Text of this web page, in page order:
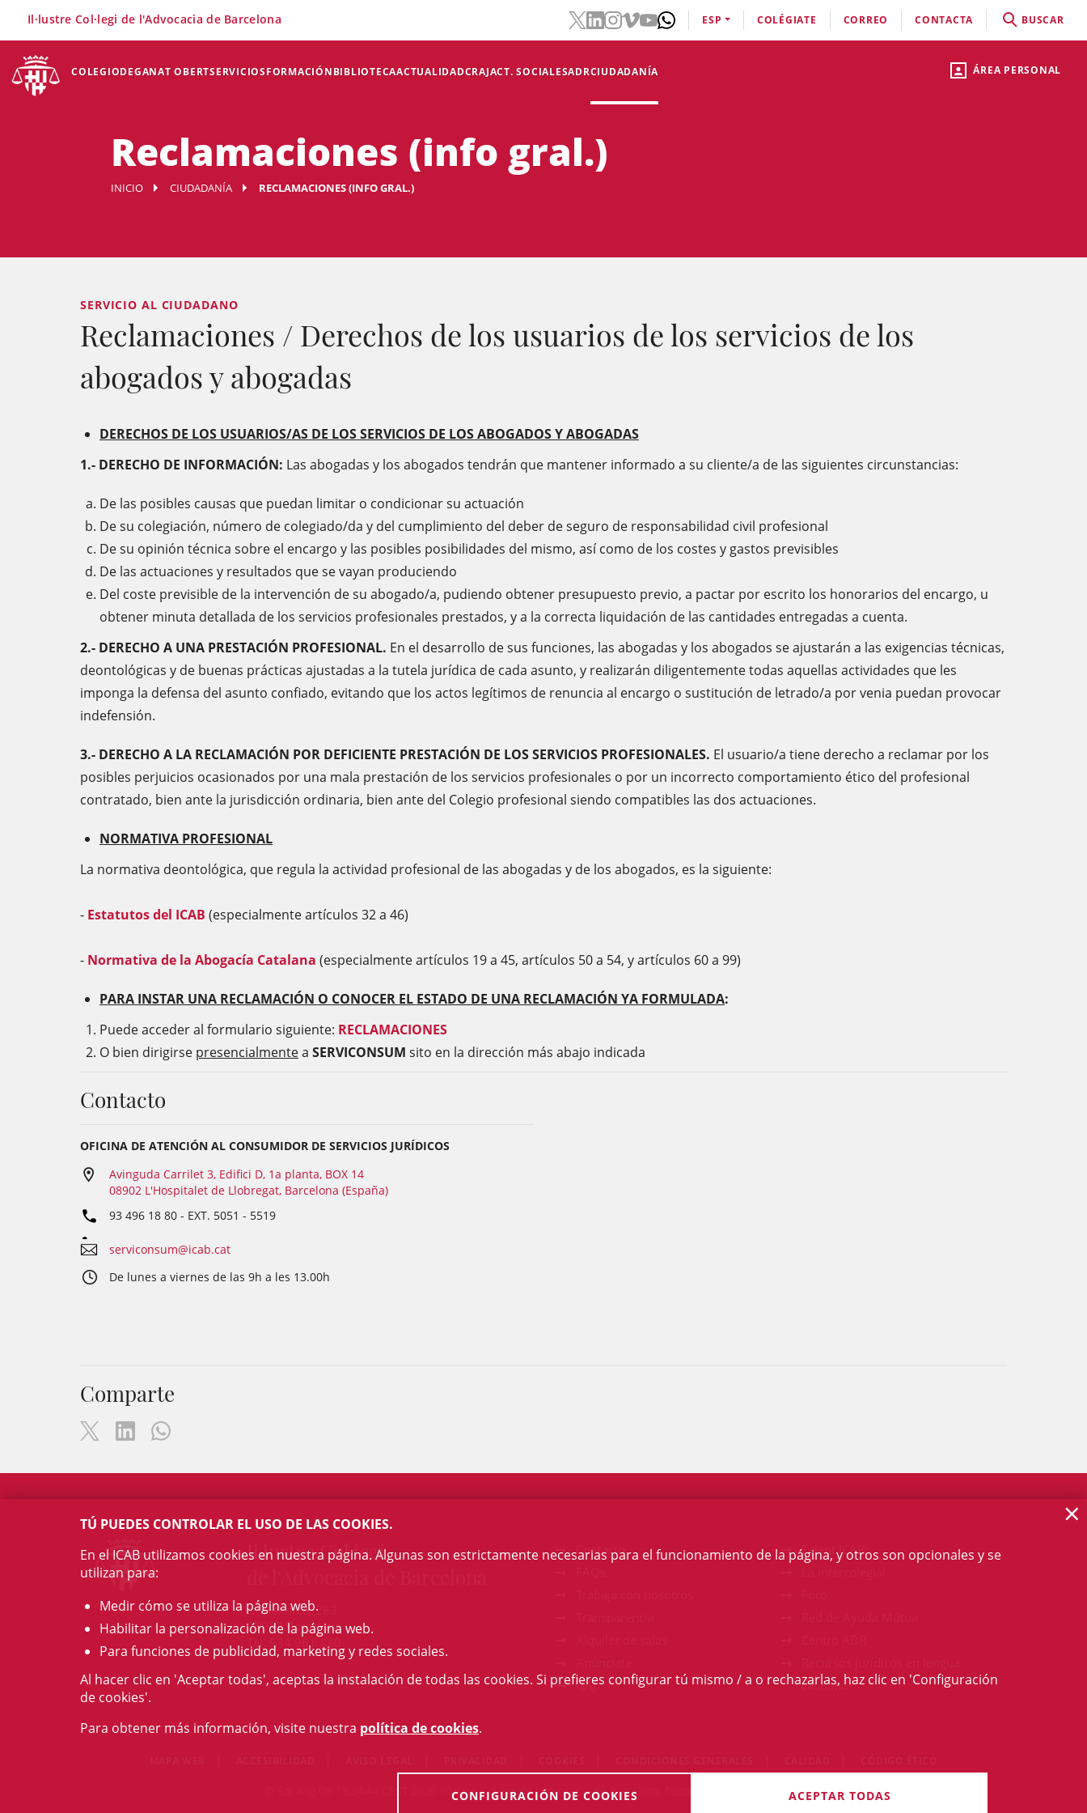
ÁREA PERSONAL
COLEGIODEGANAT OBERTSERVICIOSFORMACIÓNBIBLIOTECAACTUALIDADCRAJACT. SOCIALESADRCIUDADANÍA
Il·lustre Col·legi de l'Advocacia de Barcelona ESP COLÉGIATE CORREO CONTACTA BUSCAR
Reclamaciones (info gral.)
INICIO CIUDADANÍA RECLAMACIONES (INFO GRAL.)
SERVICIO AL CIUDADANO
Reclamaciones / Derechos de los usuarios de los servicios de los
abogados y abogadas
DERECHOS DE LOS USUARIOS/AS DE LOS SERVICIOS DE LOS ABOGADOS Y ABOGADAS
1.- DERECHO DE INFORMACIÓN: Las abogadas y los abogados tendrán que mantener informado a su cliente/a de las siguientes circunstancias:
De las posibles causas que puedan limitar o condicionar su actuación
De su colegiación, número de colegiado/da y del cumplimiento del deber de seguro de responsabilidad civil profesional
De su opinión técnica sobre el encargo y las posibles posibilidades del mismo, así como de los costes y gastos previsibles
De las actuaciones y resultados que se vayan produciendo
Del coste previsible de la intervención de su abogado/a, pudiendo obtener presupuesto previo, a pactar por escrito los honorarios del encargo, u
obtener minuta detallada de los servicios profesionales prestados, y a la correcta liquidación de las cantidades entregadas a cuenta.
2.- DERECHO A UNA PRESTACIÓN PROFESIONAL. En el desarrollo de sus funciones, las abogadas y los abogados se ajustarán a las exigencias técnicas,
deontológicas y de buenas prácticas ajustadas a la tutela jurídica de cada asunto, y realizarán diligentemente todas aquellas actividades que les
imponga la defensa del asunto confiado, evitando que los actos legítimos de renuncia al encargo o sustitución de letrado/a por venia puedan provocar
indefensión.
3.- DERECHO A LA RECLAMACIÓN POR DEFICIENTE PRESTACIÓN DE LOS SERVICIOS PROFESIONALES. El usuario/a tiene derecho a reclamar por los
posibles perjuicios ocasionados por una mala prestación de los servicios profesionales o por un incorrecto comportamiento ético del profesional
contratado, bien ante la jurisdicción ordinaria, bien ante del Colegio profesional siendo compatibles las dos actuaciones.
NORMATIVA PROFESIONAL
La normativa deontológica, que regula la actividad profesional de las abogadas y de los abogados, es la siguiente:
- Estatutos del ICAB (especialmente artículos 32 a 46)
- Normativa de la Abogacía Catalana (especialmente artículos 19 a 45, artículos 50 a 54, y artículos 60 a 99)
PARA INSTAR UNA RECLAMACIÓN O CONOCER EL ESTADO DE UNA RECLAMACIÓN YA FORMULADA:
Puede acceder al formulario siguiente: RECLAMACIONES
O bien dirigirse presencialmentea SERVICONSUM sito en la dirección más abajo indicada
Contacto
OFICINA DE ATENCIÓN AL CONSUMIDOR DE SERVICIOS JURÍDICOS
Avinguda Carrilet 3, Edifici D, 1a planta, BOX 14
08902 L'Hospitalet de Llobregat, Barcelona (España)
93 496 18 80 - EXT. 5051 - 5519
serviconsum@icab.cat
De lunes a viernes de las 9h a les 13.00h
Comparte
Il·lustre Col·legi
c/ Mallorca, 283
08037 Barcelona
Tel. 934 961 880
Contacto
GAJ
Talent ICAB
catalana
© Sat Aug 08 13:24:44 CEST 2026 Il·lustre Col·legi de l'Advocacia de Barcelona. Todos los derechos reservados
TÚ PUEDES CONTROLAR EL USO DE LAS COOKIES.
En el ICAB utilizamos cookies en nuestra página. Algunas son estrictamente necesarias para el funcionamiento de la página, y otros son opcionales y se
utilizan para:
Medir cómo se utiliza la página web.
Habilitar la personalización de la página web.
Para funciones de publicidad, marketing y redes sociales.
Al hacer clic en 'Aceptar todas', aceptas la instalación de todas las cookies. Si prefieres configurar tú mismo / a o rechazarlas, haz clic en 'Configuración
de cookies'.
Para obtener más información, visite nuestra política de cookies.
CONFIGURACIÓN DE COOKIES ACEPTAR TODAS
×